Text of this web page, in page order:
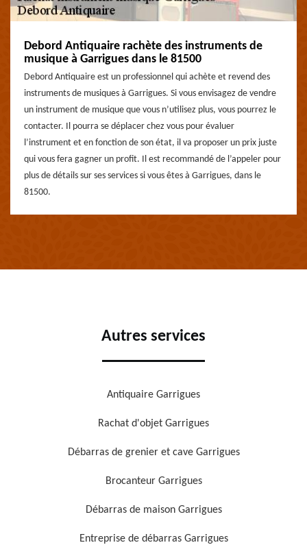
Debord Antiquaire rachète des instruments de
musique à Garrigues dans le 81500
Debord Antiquaire est un professionnel qui achète et revend des
instruments de musiques à Garrigues. Si vous envisagez de vendre
un instrument de musique que vous n’utilisez plus, vous pourrez le
contacter. Il pourra se déplacer chez vous pour évaluer
l’instrument et en fonction de son état, il va proposer un prix juste
qui vous fera gagner un profit. Il est recommandé de l’appeler pour
plus de détails sur ses services si vous êtes à Garrigues, dans le
81500.
Autres services
Antiquaire Garrigues
Rachat d'objet Garrigues
Débarras de grenier et cave Garrigues
Brocanteur Garrigues
Débarras de maison Garrigues
Entreprise de débarras Garrigues